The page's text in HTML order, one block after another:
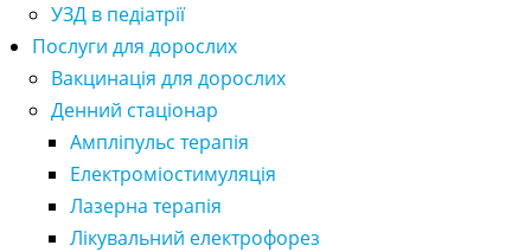
УЗД в педіатрії
Послуги для дорослих
Вакцинація для дорослих
Денний стаціонар
Ампліпульс терапія
Електроміостимуляція
Лазерна терапія
Лікувальний електрофорез